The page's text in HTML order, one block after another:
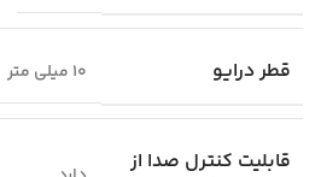
قطر درایو 10 میلی متر
قابلیت کنترل صدا از